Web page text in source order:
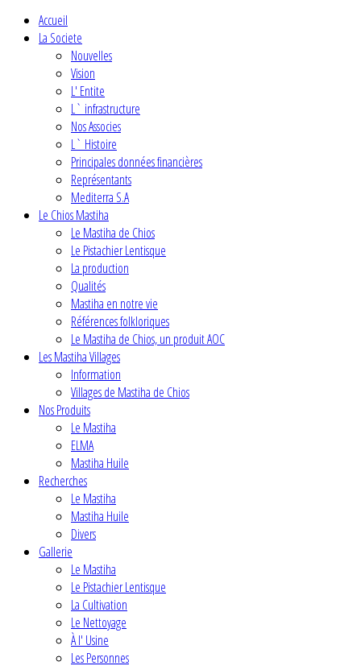
Accueil
La Societe
Nouvelles
Vision
L' Entite
L` infrastructure
Nos Associes
L` Histoire
Principales données financières
Représentants
Mediterra S.A
Le Chios Mastiha
Le Mastiha de Chios
Le Pistachier Lentisque
La production
Qualités
Mastiha en notre vie
Références folkloriques
Le Mastiha de Chios, un produit AOC
Les Mastiha Villages
Information
Villages de Mastiha de Chios
Nos Produits
Le Mastiha
ELMA
Mastiha Huile
Recherches
Le Mastiha
Mastiha Huile
Divers
Gallerie
Le Mastiha
Le Pistachier Lentisque
La Cultivation
Le Nettoyage
À l' Usine
Les Personnes